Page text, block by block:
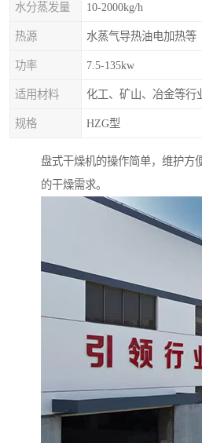
水分蒸发量 10-2000kg/h
热源 水蒸气导热油电加热等
功率 7.5-135kw
适用材料
规格 HZG型
盘式干燥机的操作简单，维护方
的干燥需求。